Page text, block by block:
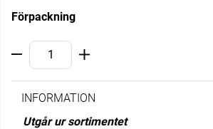
Förpackning
INFORMATION
Utgår ur sortimentet